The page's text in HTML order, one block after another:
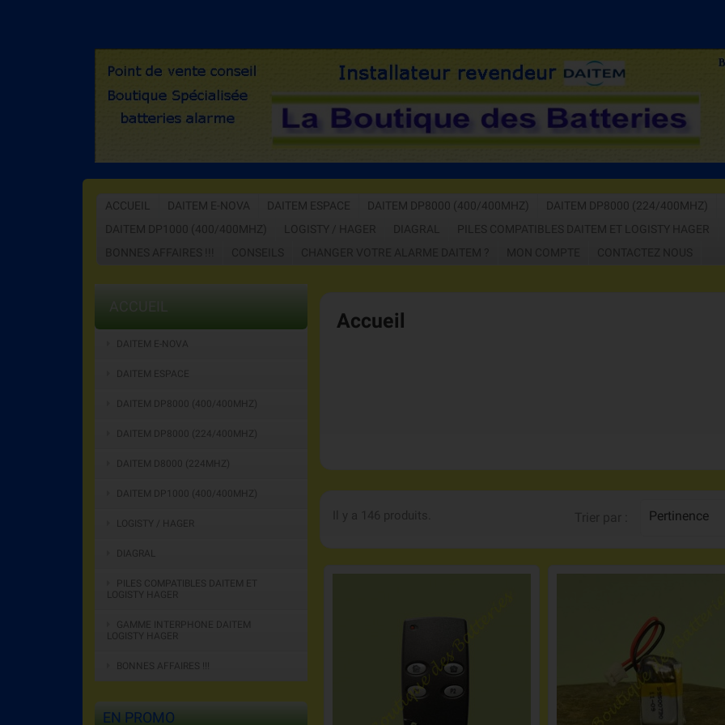
ACCUEIL DAITEM E-NOVA DAITEM ESPACE DAITEM DP8000 (400/400MHZ)
DAITEM DP8000 (224/400MHZ)
DAITEM DP1000 (400/400MHZ)
LOGISTY / HAGER DIAGRAL
PILES COMPATIBLES DAITEM ET LOGISTY HAGER
ACCUEIL
DAITEM E-NOVA
DAITEM ESPACE
DAITEM DP8000 (400/400MHZ)
DAITEM DP8000 (224/400MHZ)
DAITEM D8000 (224MHZ)
DAITEM DP1000 (400/400MHZ)
LOGISTY / HAGER
DIAGRAL
PILES COMPATIBLES DAITEM ET
LOGISTY HAGER
GAMME INTERPHONE DAITEM
LOGISTY HAGER
BONNES AFFAIRES !!!
EN PROMO
Accueil
Pertinence